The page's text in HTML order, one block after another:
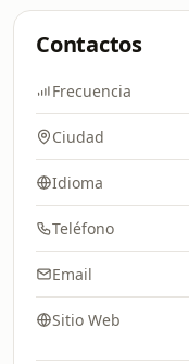
Contactos
Frecuencia
Ciudad
Idioma
Teléfono
Email
Sitio Web